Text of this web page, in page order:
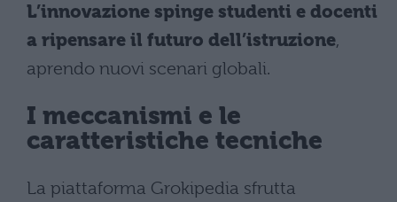
L’innovazione spinge studenti e docenti
a ripensare il futuro dell’istruzione,
aprendo nuovi scenari globali.
I meccanismi e le
caratteristiche tecniche
La piattaforma Grokipedia sfrutta